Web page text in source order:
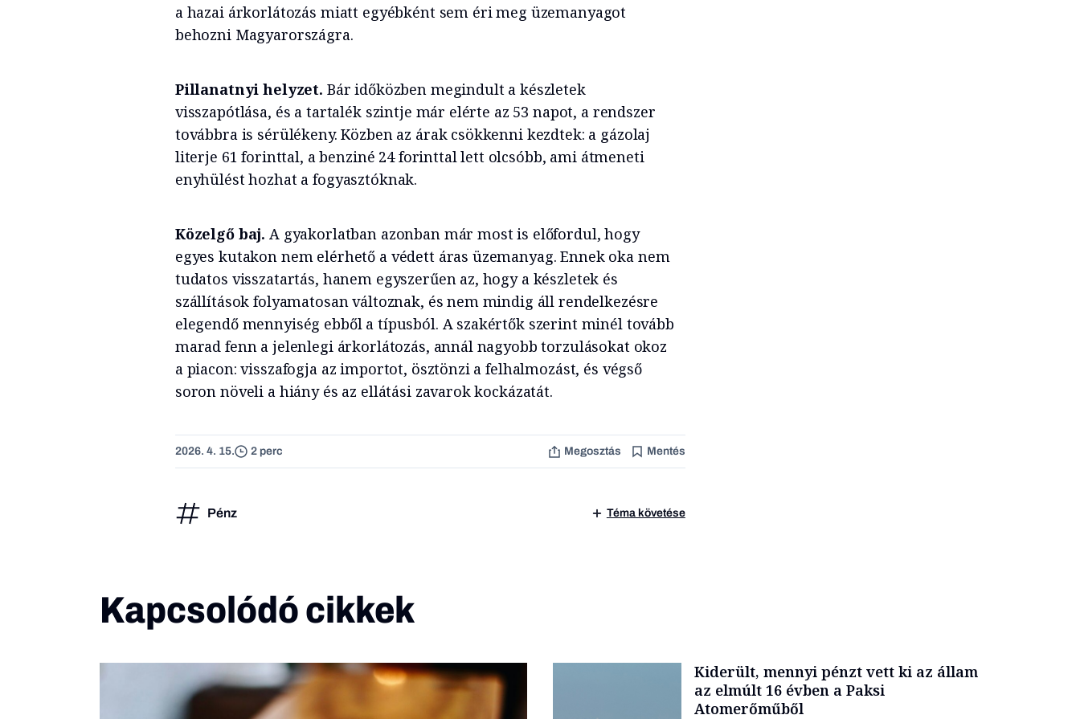
a hazai árkorlátozás miatt egyébként sem éri meg üzemanyagot
behozni Magyarországra.
Pillanatnyi helyzet. Bár időközben megindult a készletek
visszapótlása, és a tartalék szintje már elérte az 53 napot, a rendszer
továbbra is sérülékeny. Közben az árak csökkenni kezdtek: a gázolaj
literje 61 forinttal, a benziné 24 forinttal lett olcsóbb, ami átmeneti
enyhülést hozhat a fogyasztóknak.
Közelgő baj. A gyakorlatban azonban már most is előfordul, hogy
egyes kutakon nem elérhető a védett áras üzemanyag. Ennek oka nem
tudatos visszatartás, hanem egyszerűen az, hogy a készletek és
szállítások folyamatosan változnak, és nem mindig áll rendelkezésre
elegendő mennyiség ebből a típusból. A szakértők szerint minél tovább
marad fenn a jelenlegi árkorlátozás, annál nagyobb torzulásokat okoz
a piacon: visszafogja az importot, ösztönzi a felhalmozást, és végső
soron növeli a hiány és az ellátási zavarok kockázatát.
2026. 4. 15. 2 perc Megosztás Mentés
Pénz Téma követése
Kapcsolódó cikkek
Kiderült, mennyi pénzt vett ki az állam
az elmúlt 16 évben a Paksi
Atomerőműből